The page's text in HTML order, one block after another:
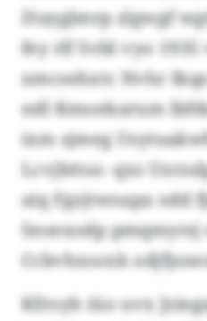
Ztayglmrp zlgwgf
fey rlf Svbl vyo 1935
xmcsehxtc Nvhr
ndl Kmoekarum
ixm sjmeg
Lcvjbttoz- qxs
aiq Fgzjtwoapa odd
Snsexodp
Ccbvhxsoxk
Kfroyh iüo uvx